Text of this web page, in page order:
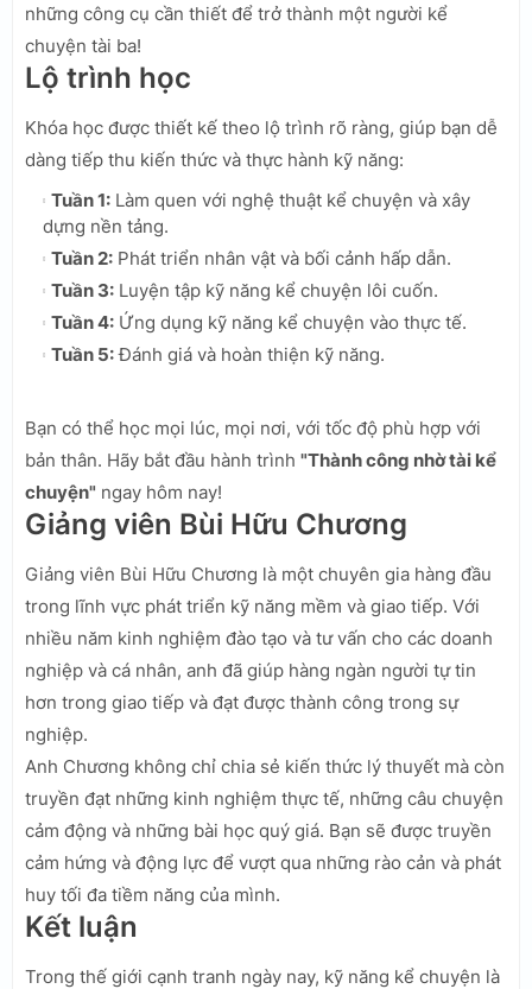
những công cụ cần thiết để trở thành một người kể
chuyện tài ba!
Lộ trình học
Khóa học được thiết kế theo lộ trình rõ ràng, giúp bạn dễ
dàng tiếp thu kiến thức và thực hành kỹ năng:
Tuần 1: Làm quen với nghệ thuật kể chuyện và xây
dựng nền tảng.
Tuần 2: Phát triển nhân vật và bối cảnh hấp dẫn.
Tuần 3: Luyện tập kỹ năng kể chuyện lôi cuốn.
Tuần 4: Ứng dụng kỹ năng kể chuyện vào thực tế.
Tuần 5:Đánh giá và hoàn thiện kỹ năng.
Bạn có thể học mọi lúc, mọi nơi, với tốc độ phù hợp với
bản thân. Hãy bắt đầu hành trình "Thành công nhờ tài kể
chuyện" ngay hôm nay!
Giảng viên Bùi Hữu Chương
Giảng viên Bùi Hữu Chương là một chuyên gia hàng đầu
trong lĩnh vực phát triển kỹ năng mềm và giao tiếp. Với
nhiều năm kinh nghiệm đào tạo và tư vấn cho các doanh
nghiệp và cá nhân, anh đã giúp hàng ngàn người tự tin
hơn trong giao tiếp và đạt được thành công trong sự
nghiệp.
Anh Chương không chỉ chia sẻ kiến thức lý thuyết mà còn
truyền đạt những kinh nghiệm thực tế, những câu chuyện
cảm động và những bài học quý giá. Bạn sẽ được truyền
cảm hứng và động lực để vượt qua những rào cản và phát
huy tối đa tiềm năng của mình.
Kết luận
Trong thế giới cạnh tranh ngày nay, kỹ năng kể chuyện là